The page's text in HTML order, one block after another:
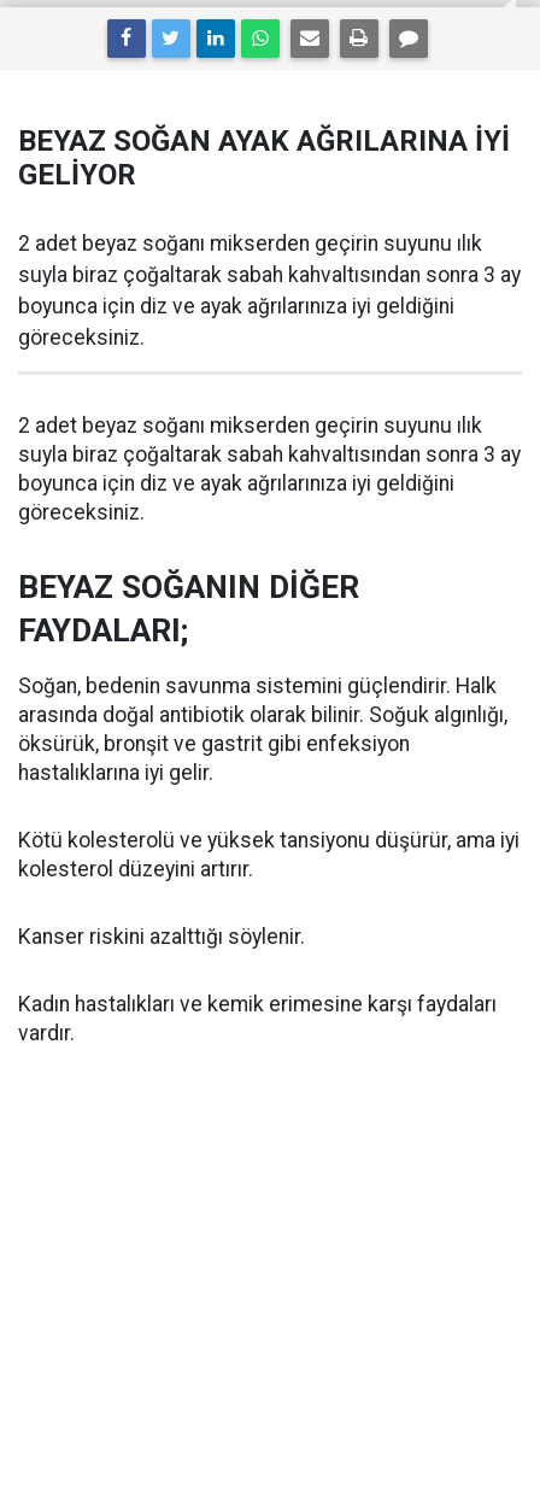
BEYAZ SOĞAN AYAK AĞRILARINA İYİ
GELİYOR
2 adet beyaz soğanı mikserden geçirin suyunu ılık
suyla biraz çoğaltarak sabah kahvaltısından sonra 3 ay
boyunca için diz ve ayak ağrılarınıza iyi geldiğini
göreceksiniz.
2 adet beyaz soğanı mikserden geçirin suyunu ılık
suyla biraz çoğaltarak sabah kahvaltısından sonra 3 ay
boyunca için diz ve ayak ağrılarınıza iyi geldiğini
göreceksiniz.
BEYAZ SOĞANIN DİĞER
FAYDALARI;
Soğan, bedenin savunma sistemini güçlendirir. Halk
arasında doğal antibiotik olarak bilinir. Soğuk algınlığı,
öksürük, bronşit ve gastrit gibi enfeksiyon
hastalıklarına iyi gelir.
Kötü kolesterolü ve yüksek tansiyonu düşürür, ama iyi
kolesterol düzeyini artırır.
Kanser riskini azalttığı söylenir.
Kadın hastalıkları ve kemik erimesine karşı faydaları
vardır.